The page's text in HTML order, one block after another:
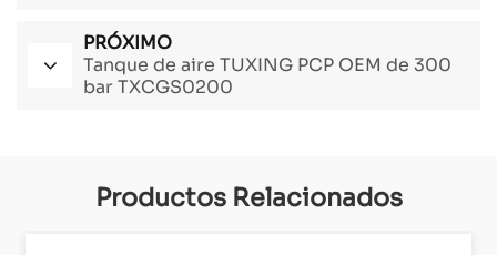
PRÓXIMO
Tanque de aire TUXING PCP OEM de 300
bar TXCGS0200
Productos Relacionados